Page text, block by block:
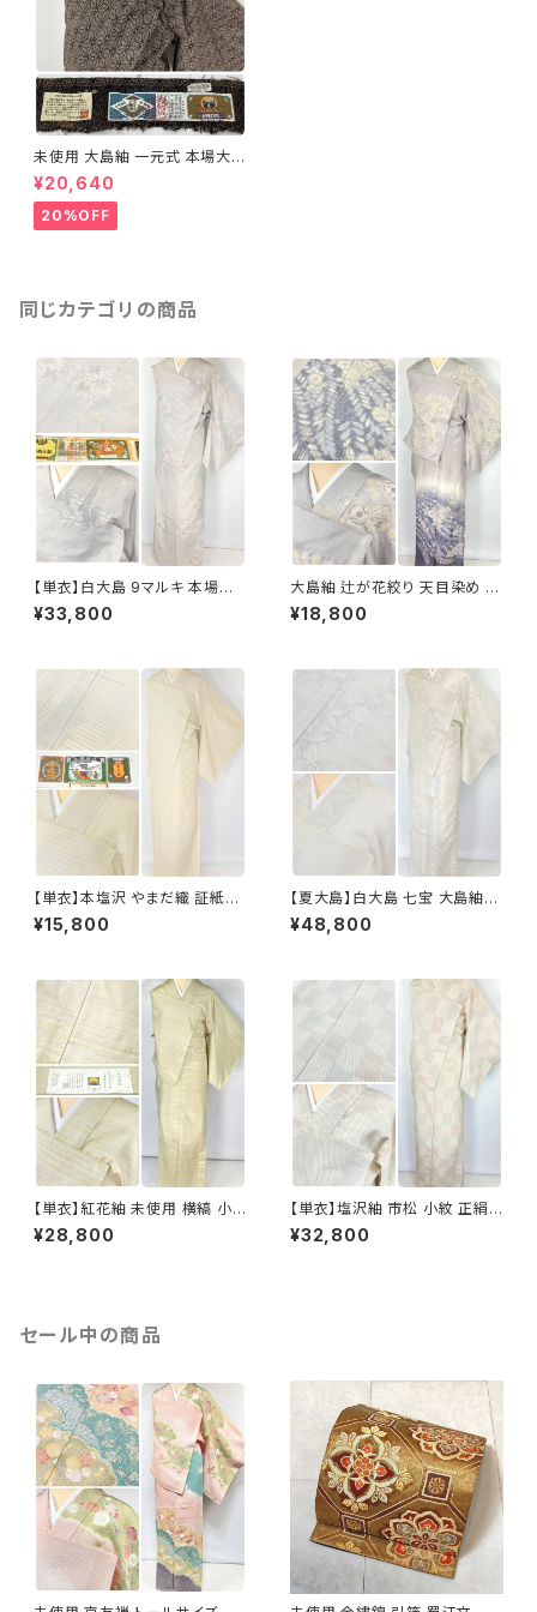
未使用 大島紬 一元式 本場大島
紬 麻の葉 泥大島 黒 茶 グレー
746
¥20,640
20%OFF
同じカテゴリの商品
【単衣】白大島 9マルキ 本場大
島紬 証紙付き 小紋 正絹 蔦の
葉 白 紫 緑 オフホワイト 1229
¥33,800
大島紬 辻が花絞り 天目染め 訪
問着 本場大島紬 正絹 グレー
水色 紫 1185
¥18,800
【単衣】本塩沢 やまだ織 証紙付
き 横縞 小紋 正絹 クリーム色 1
350
¥15,800
【夏大島】白大島 七宝 大島紬
紗紬 正絹 小紋 トールサイズ 白
グレー アイボリー 1053
¥48,800
【単衣】紅花紬 未使用 横縞 小
紋 正絹 黄緑 青 ピンク 薄柳 13
22
¥28,800
【単衣】塩沢紬 市松 小紋 正絹
白 アイボリー 1033
¥32,800
セール中の商品